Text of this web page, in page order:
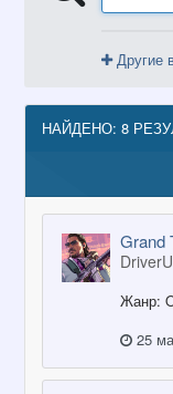
Другие
НАЙДЕНО: 8
Grand
Жанр:
25